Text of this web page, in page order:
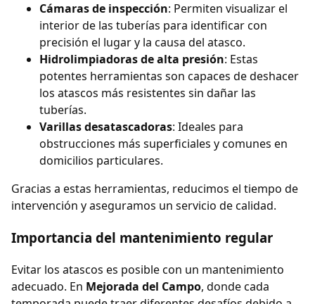
Cámaras de inspección: Permiten visualizar el
interior de las tuberías para identificar con
precisión el lugar y la causa del atasco.
Hidrolimpiadoras de alta presión: Estas
potentes herramientas son capaces de deshacer
los atascos más resistentes sin dañar las
tuberías.
Varillas desatascadoras: Ideales para
obstrucciones más superficiales y comunes en
domicilios particulares.
Gracias a estas herramientas, reducimos el tiempo de
intervención y aseguramos un servicio de calidad.
Importancia del mantenimiento regular
Evitar los atascos es posible con un mantenimiento
adecuado. En Mejorada del Campo, donde cada